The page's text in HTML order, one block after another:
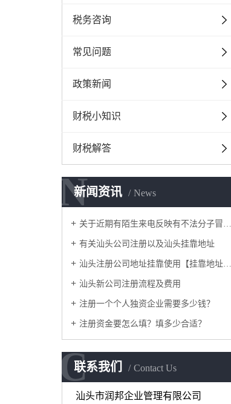
税务咨询
常见问题
政策新闻
财税小知识
财税解答
新闻资讯 News
N
N
关于近期有陌生来电反映有不法分子冒用我司名义对他人采取高价收购公司，骗取企业主对公账户U 盾一事做出声明。
有关汕头公司注册以及汕头挂靠地址
汕头注册公司地址挂靠使用【挂靠地址】正规合法吗？
汕头新公司注册流程及费用
注册一个个人独资企业需要多少钱？
注册资金要怎么填？填多少合适？
联系我们 Contact Us
C
C
汕头市润邦企业管理有限公司